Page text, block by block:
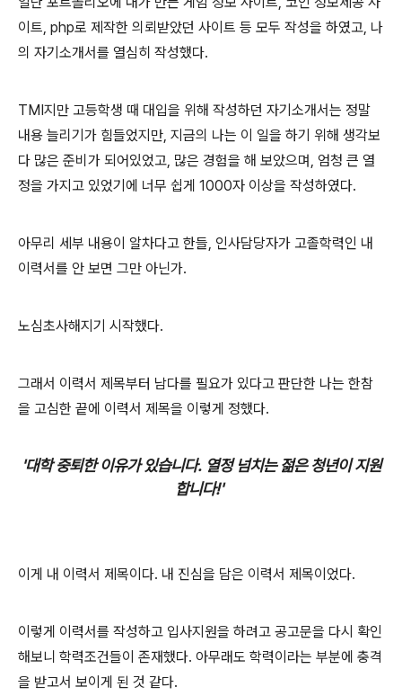
이트, php로 제작한 의뢰받았던 사이트 등 모두 작성을 하였고, 나
의 자기소개서를 열심히 작성했다.
TMI지만 고등학생 때 대입을 위해 작성하던 자기소개서는 정말
내용 늘리기가 힘들었지만, 지금의 나는 이 일을 하기 위해 생각보
다 많은 준비가 되어있었고, 많은 경험을 해 보았으며, 엄청 큰 열
정을 가지고 있었기에 너무 쉽게 1000자 이상을 작성하였다.
아무리 세부 내용이 알차다고 한들, 인사담당자가 고졸학력인 내
이력서를 안 보면 그만 아닌가.
노심초사해지기 시작했다.
그래서 이력서 제목부터 남다를 필요가 있다고 판단한 나는 한참
을 고심한 끝에 이력서 제목을 이렇게 정했다.
'대학 중퇴한 이유가 있습니다. 열정 넘치는 젊은 청년이 지원
합니다!'
이게 내 이력서 제목이다. 내 진심을 담은 이력서 제목이었다.
이렇게 이력서를 작성하고 입사지원을 하려고 공고문을 다시 확인
해보니 학력조건들이 존재했다. 아무래도 학력이라는 부분에 충격
을 받고서 보이게 된 것 같다.